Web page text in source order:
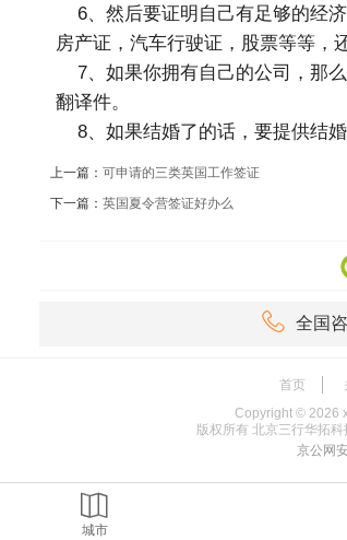
6、然后要证明自己有足够的经
房产证，汽车行驶证，股票等等，
7、如果你拥有自己的公司，那
翻译件。
8、如果结婚了的话，要提供结婚
上一篇： 可申请的三类英国工作签证
下一篇： 英国夏令营签证好办么
 全国
首页
Copyright © 2026
版权所有 北京三行华拓科
京公网

城市